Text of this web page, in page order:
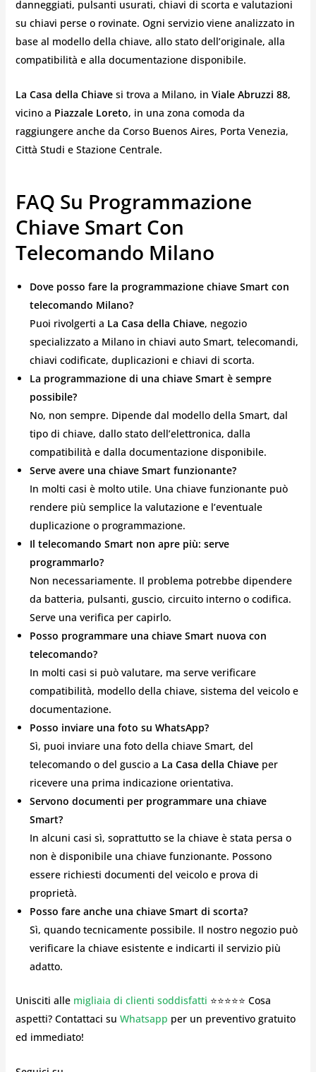
danneggiati, pulsanti usurati, chiavi di scorta e valutazioni
su chiavi perse o rovinate. Ogni servizio viene analizzato in
base al modello della chiave, allo stato dell’originale, alla
compatibilità e alla documentazione disponibile.
La Casa della Chiavesi trova a Milano, in Viale Abruzzi 88,
vicino a Piazzale Loreto, in una zona comoda da
raggiungere anche da Corso Buenos Aires, Porta Venezia,
Città Studi e Stazione Centrale.
FAQ Su Programmazione
Chiave Smart Con
Telecomando Milano
Dove posso fare la programmazione chiave Smart con
telecomando Milano?
Puoi rivolgerti a La Casa della Chiave, negozio
specializzato a Milano in chiavi auto Smart, telecomandi,
chiavi codificate, duplicazioni e chiavi di scorta.
La programmazione di una chiave Smart è sempre
possibile?
No, non sempre. Dipende dal modello della Smart, dal
tipo di chiave, dallo stato dell’elettronica, dalla
compatibilità e dalla documentazione disponibile.
Serve avere una chiave Smart funzionante?
In molti casi è molto utile. Una chiave funzionante può
rendere più semplice la valutazione e l’eventuale
duplicazione o programmazione.
Il telecomando Smart non apre più: serve
programmarlo?
Non necessariamente. Il problema potrebbe dipendere
da batteria, pulsanti, guscio, circuito interno o codifica.
Serve una verifica per capirlo.
Posso programmare una chiave Smart nuova con
telecomando?
In molti casi si può valutare, ma serve verificare
compatibilità, modello della chiave, sistema del veicolo e
documentazione.
Posso inviare una foto su WhatsApp?
Sì, puoi inviare una foto della chiave Smart, del
telecomando o del guscio a La Casa della Chiaveper
ricevere una prima indicazione orientativa.
Servono documenti per programmare una chiave
Smart?
In alcuni casi sì, soprattutto se la chiave è stata persa o
non è disponibile una chiave funzionante. Possono
essere richiesti documenti del veicolo e prova di
proprietà.
Posso fare anche una chiave Smart di scorta?
Sì, quando tecnicamente possibile. Il nostro negozio può
verificare la chiave esistente e indicarti il servizio più
adatto.
Unisciti alle migliaia di clienti soddisfatti ⭐⭐⭐⭐⭐ Cosa
aspetti? Contattaci su Whatsapp per un preventivo gratuito
ed immediato!